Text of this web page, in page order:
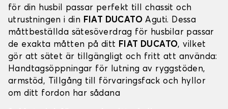
för din husbil passar perfekt till chassit och
utrustningen i din FIAT DUCATO Aguti. Dessa
måttbeställda sätesöverdrag för husbilar passar
de exakta måtten på ditt FIAT DUCATO, vilket
gör att sätet är tillgängligt och fritt att använda:
Handtagsöppningar för lutning av ryggstöden,
armstöd, Tillgång till förvaringsfack och hyllor
om ditt fordon har sådana